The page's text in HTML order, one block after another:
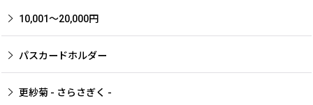
10,001〜20,000円
パスカードホルダー
更紗菊 - さらさぎく -